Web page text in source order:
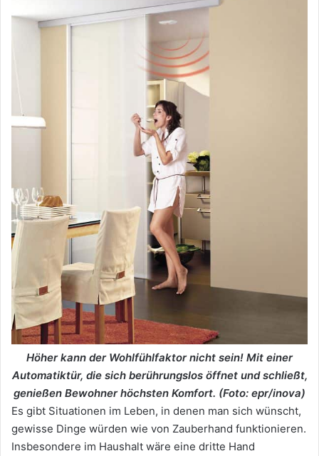
Höher kann der Wohlfühlfaktor nicht sein! Mit einer
Automatiktür, die sich berührungslos öffnet und schließt,
genießen Bewohner höchsten Komfort. (Foto: epr/inova)
Es gibt Situationen im Leben, in denen man sich wünscht,
gewisse Dinge würden wie von Zauberhand funktionieren.
Insbesondere im Haushalt wäre eine dritte Hand